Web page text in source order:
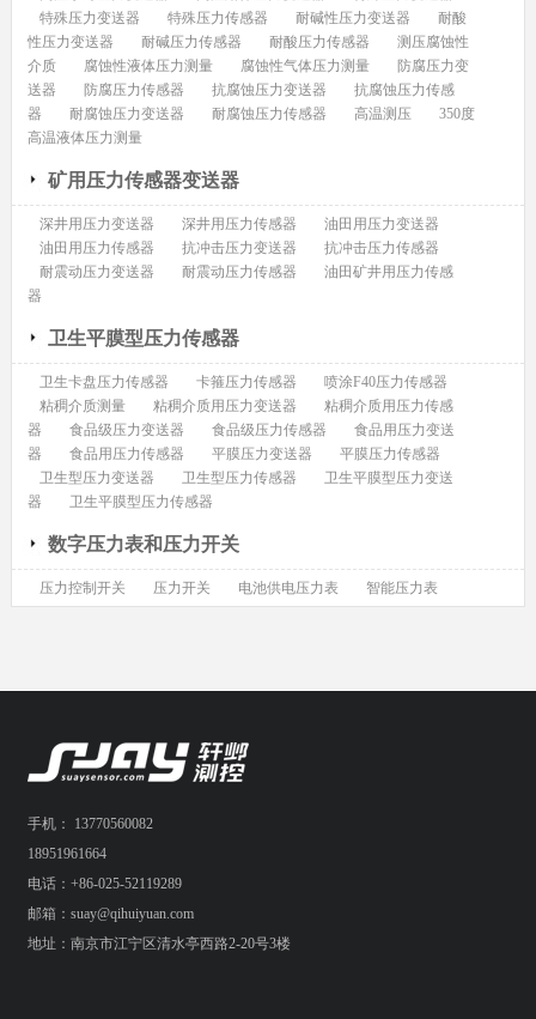
特殊压力变送器
特殊压力传感器 耐碱性压力变送器
耐酸
性压力变送器
耐碱压力传感器 耐酸压力传感器
测压腐蚀性
介质
腐蚀性液体压力测量 腐蚀性气体压力测量
防腐压力变
送器
防腐压力传感器 抗腐蚀压力变送器
抗腐蚀压力传感
器
耐腐蚀压力变送器 耐腐蚀压力传感器 高温测压
350度
高温液体压力测量
矿用压力传感器变送器
深井用压力变送器 深井用压力传感器
油田用压力变送器
油田用压力传感器
抗冲击压力变送器
抗冲击压力传感器
耐震动压力变送器
耐震动压力传感器
油田矿井用压力传感
器
卫生平膜型压力传感器
卫生卡盘压力传感器 卡箍压力传感器
喷涂F40压力传感器
粘稠介质测量
粘稠介质用压力变送器
粘稠介质用压力传感
器
食品级压力变送器 食品级压力传感器
食品用压力变送
器
食品用压力传感器 平膜压力变送器
平膜压力传感器
卫生型压力变送器
卫生型压力传感器
卫生平膜型压力变送
器
卫生平膜型压力传感器
数字压力表和压力开关
压力控制开关 压力开关 电池供电压力表 智能压力表
手机： 13770560082
18951961664
电话：+86-025-52119289
邮箱：suay@qihuiyuan.com
地址：南京市江宁区清水亭西路2-20号3楼